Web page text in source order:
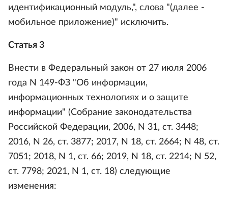
идентификационный модуль,", слова "(далее -
мобильное приложение)" исключить.
Статья 3
Внести в Федеральный закон от 27 июля 2006
года N 149-ФЗ "Об информации,
информационных технологиях и о защите
информации" (Собрание законодательства
Российской Федерации, 2006, N 31, ст. 3448;
2016, N 26, ст. 3877; 2017, N 18, ст. 2664; N 48, ст.
7051; 2018, N 1, ст. 66; 2019, N 18, ст. 2214; N 52,
ст. 7798; 2021, N 1, ст. 18) следующие
изменения: